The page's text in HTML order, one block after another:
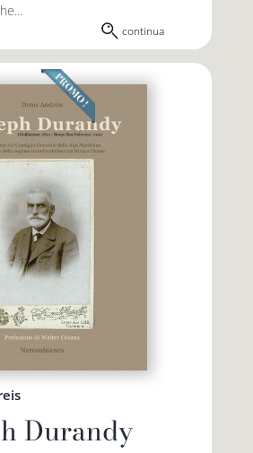
continua
Durandy